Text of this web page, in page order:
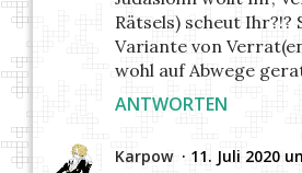
Rätsels) scheut Ihr?!?
Variante von
wohl auf Abwege
ANTWORTEN
Karpow 11. Juli 2020